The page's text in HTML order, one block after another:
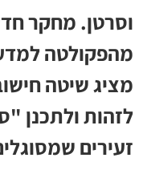
וסרטן. מחקר
מהפקולטה
מציג שיטה
לזהות ולתכנן
זעירים